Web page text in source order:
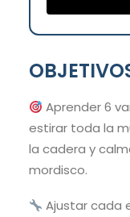
Aprender 6
estirar toda la
la cadera y
mordisco.
Ajustar cada